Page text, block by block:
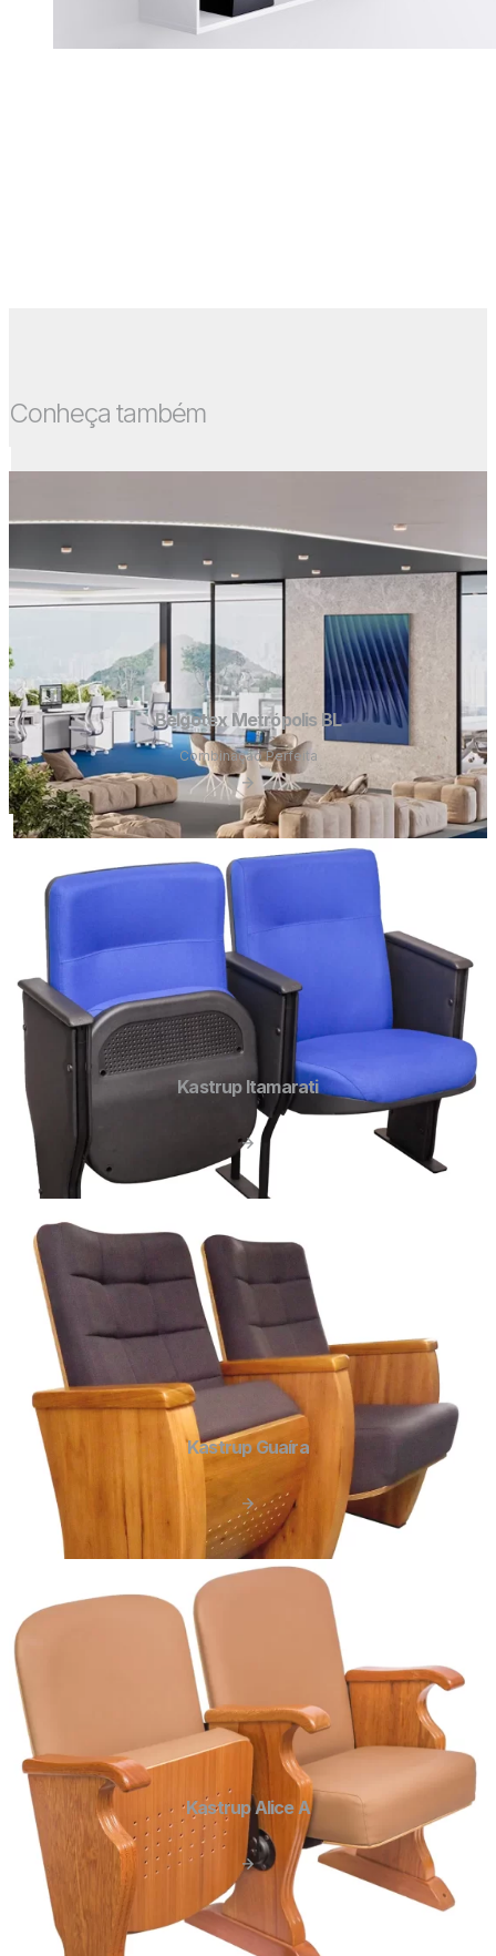
Conheça também
Belgotex Metrópolis BL
Combinação Perfeita
Kastrup Itamarati
Kastrup Guaíra
Kastrup Alice A